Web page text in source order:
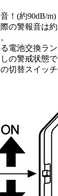
！(約90dB/m)
の警報音は
電池交換ラ
の警戒状態
切替スイッ